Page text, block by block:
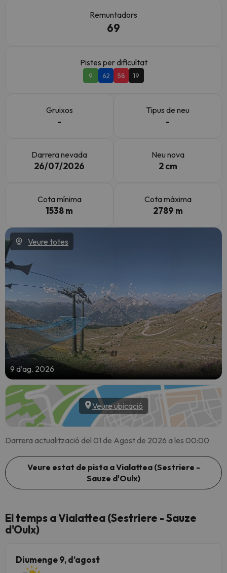
Remuntadors
69
Pistes per dificultat
9 62 58 19
Gruixos
-
Tipus de neu
-
Darrera nevada
26/07/2026
Neu nova
2 cm
Cota mínima
1538 m
Cota màxima
2789 m
Veure totes
9 d’ag. 2026
Veure ubicació
Darrera actualització del 01 de Agost de 2026 a les 00:00
Veure estat de pista a Vialattea (Sestriere -
Sauze d'Oulx)
El temps a Vialattea (Sestriere - Sauze
d'Oulx)
Diumenge 9, d’agost